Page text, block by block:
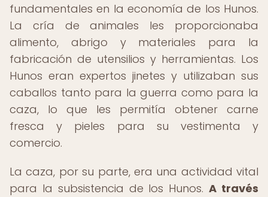
fundamentales en la economía de los Hunos.
La cría de animales les proporcionaba
alimento, abrigo y materiales para la
fabricación de utensilios y herramientas. Los
Hunos eran expertos jinetes y utilizaban sus
caballos tanto para la guerra como para la
caza, lo que les permitía obtener carne
fresca y pieles para su vestimenta y
comercio.
La caza, por su parte, era una actividad vital
para la subsistencia de los Hunos.A través